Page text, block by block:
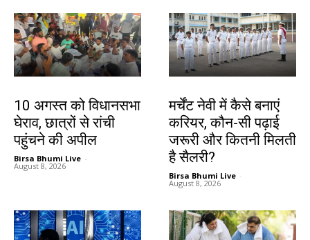
10 अगस्त को विधानसभा
घेराव, छात्रों से रांची
पहुंचने की अपील
Birsa Bhumi Live -
August 8, 2026
मर्चेंट नेवी में कैसे बनाएं
करियर, कौन-सी पढ़ाई
जरूरी और कितनी मिलती
है सैलरी?
Birsa Bhumi Live -
August 8, 2026